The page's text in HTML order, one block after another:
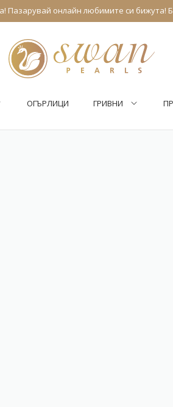
Пазарувай онлайн любимите си бижута!
ОГЪРЛИЦИ ГРИВНИ